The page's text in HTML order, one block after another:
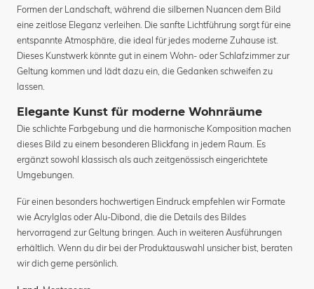
Formen der Landschaft, während die silbernen Nuancen dem Bild
eine zeitlose Eleganz verleihen. Die sanfte Lichtführung sorgt für eine
entspannte Atmosphäre, die ideal für jedes moderne Zuhause ist.
Dieses Kunstwerk könnte gut in einem Wohn- oder Schlafzimmer zur
Geltung kommen und lädt dazu ein, die Gedanken schweifen zu
lassen.
Elegante Kunst für moderne Wohnräume
Die schlichte Farbgebung und die harmonische Komposition machen
dieses Bild zu einem besonderen Blickfang in jedem Raum. Es
ergänzt sowohl klassisch als auch zeitgenössisch eingerichtete
Umgebungen.
Für einen besonders hochwertigen Eindruck empfehlen wir Formate
wie Acrylglas oder Alu-Dibond, die die Details des Bildes
hervorragend zur Geltung bringen. Auch in weiteren Ausführungen
erhältlich. Wenn du dir bei der Produktauswahl unsicher bist, beraten
wir dich gerne persönlich.